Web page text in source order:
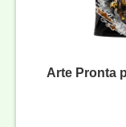
Arte Pronta